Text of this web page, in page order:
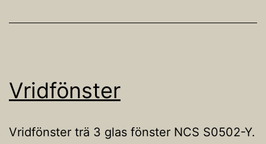
Vridfönster
Vridfönster trä 3 glas fönster NCS S0502-Y.